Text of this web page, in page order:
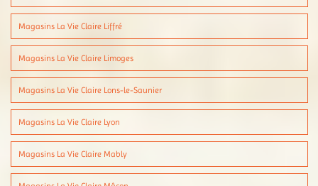
Magasins La Vie Claire Liffré
Magasins La Vie Claire Limoges
Magasins La Vie Claire Lons-le-Saunier
Magasins La Vie Claire Lyon
Magasins La Vie Claire Mably